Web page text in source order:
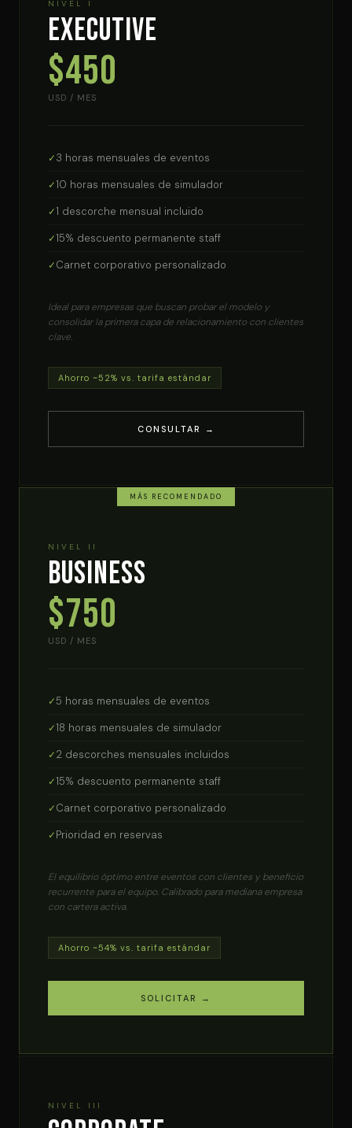
NIVEL I
Executive
$450
USD / MES
3 horas mensuales de eventos
10 horas mensuales de simulador
1 descorche mensual incluido
15% descuento permanente staff
Carnet corporativo personalizado
Ideal para empresas que buscan probar el modelo y
consolidar la primera capa de relacionamiento con clientes
clave.
Ahorro ~52% vs. tarifa estándar
CONSULTAR →
NIVEL II
Business
$750
USD / MES
5 horas mensuales de eventos
18 horas mensuales de simulador
2 descorches mensuales incluidos
15% descuento permanente staff
Carnet corporativo personalizado
Prioridad en reservas
El equilibrio óptimo entre eventos con clientes y beneficio
recurrente para el equipo. Calibrado para mediana empresa
con cartera activa.
Ahorro ~54% vs. tarifa estándar
SOLICITAR →
NIVEL III